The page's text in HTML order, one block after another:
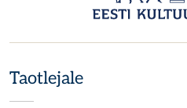
Taotlejale